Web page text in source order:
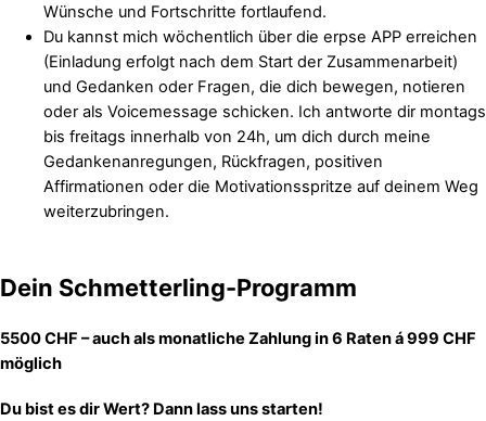
Wünsche und Fortschritte fortlaufend.
Du kannst mich wöchentlich über die erpse APP erreichen
(Einladung erfolgt nach dem Start der Zusammenarbeit)
und Gedanken oder Fragen, die dich bewegen, notieren
oder als Voicemessage schicken. Ich antworte dir montags
bis freitags innerhalb von 24h, um dich durch meine
Gedankenanregungen, Rückfragen, positiven
Affirmationen oder die Motivationsspritze auf deinem Weg
weiterzubringen.
Dein Schmetterling-Programm
5500 CHF – auch als monatliche Zahlung in 6 Raten á 999 CHF
möglich
Du bist es dir Wert? Dann lass uns starten!